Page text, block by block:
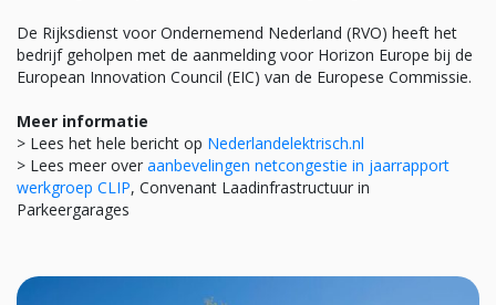
De Rijksdienst voor Ondernemend Nederland (RVO) heeft het
bedrijf geholpen met de aanmelding voor Horizon Europe bij de
European Innovation Council (EIC) van de Europese Commissie.
Meer informatie
> Lees het hele bericht op Nederlandelektrisch.nl
> Lees meer over aanbevelingen netcongestie in jaarrapport
werkgroep CLIP, Convenant Laadinfrastructuur in
Parkeergarages